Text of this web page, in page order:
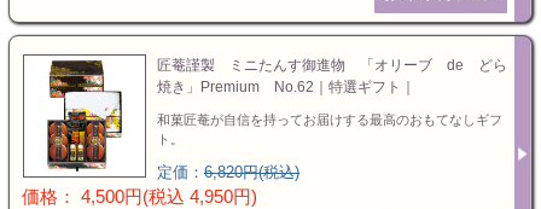
匠菴謹製 ミニたんす御進物 「オリーブ de どら
焼き」Premium No.62｜特選ギフト｜
和菓匠菴が自信を持ってお届けする最高のおもてなしギフ
ト。
定価： 6,820円(税込)
価格： 4,500円(税込 4,950円)